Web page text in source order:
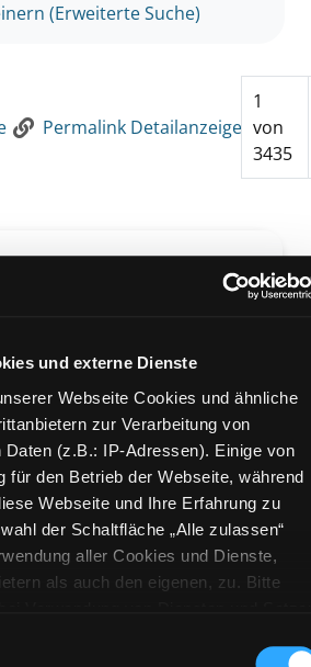
und externe Dienste
Webseite Cookies und ähnliche
zur Verarbeitung von
Daten (z.B.: IP-Adressen). Einige von
für den Betrieb der Webseite, während
Webseite und Ihre Erfahrung zu
der Schaltfläche „Alle zulassen“
aller Cookies und Dienste,
als auch den eigenen, zu. Bitte
(Länder außerhalb des EWR ohne
(Erweiterte Suche)
Permalink Detailanzeige
1
von
3435
of Gold
The Loom saga / Kova, Elise
ein-/ausblenden
auf die Postliste setzen